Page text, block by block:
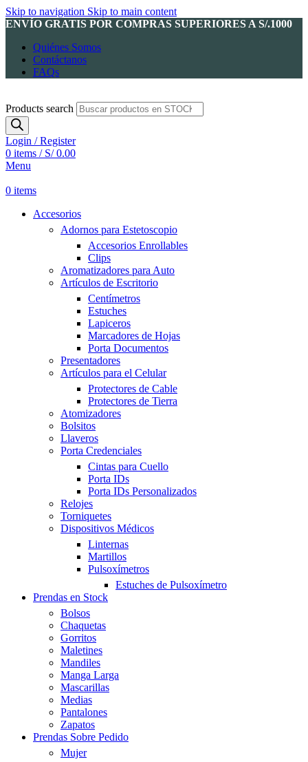
Skip to navigation Skip to main content
ENVÍO GRATIS POR COMPRAS SUPERIORES A S/.1000
Quiénes Somos
Contáctanos
FAQs
Products search
Login / Register
0 items / S/0.00
Menu
0 items
Accesorios
Adornos para Estetoscopio
Accesorios Enrollables
Clips
Aromatizadores para Auto
Artículos de Escritorio
Centímetros
Estuches
Lapiceros
Marcadores de Hojas
Porta Documentos
Presentadores
Artículos para el Celular
Protectores de Cable
Protectores de Tierra
Atomizadores
Bolsitos
Llaveros
Porta Credenciales
Cintas para Cuello
Porta IDs
Porta IDs Personalizados
Relojes
Torniquetes
Dispositivos Médicos
Linternas
Martillos
Pulsoxímetros
Estuches de Pulsoxímetro
Prendas en Stock
Bolsos
Chaquetas
Gorritos
Maletines
Mandiles
Manga Larga
Mascarillas
Medias
Pantalones
Zapatos
Prendas Sobre Pedido
Mujer